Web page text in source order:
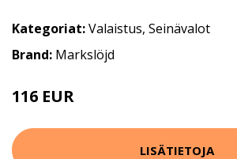
Kategoriat:Valaistus, Seinävalot
Brand: Markslöjd
116 EUR
LISÄTIETOJA